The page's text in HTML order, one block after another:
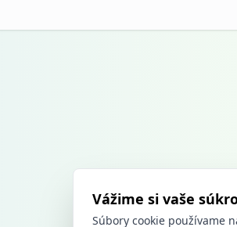
Vážime si vaše
Súbory cookie používame